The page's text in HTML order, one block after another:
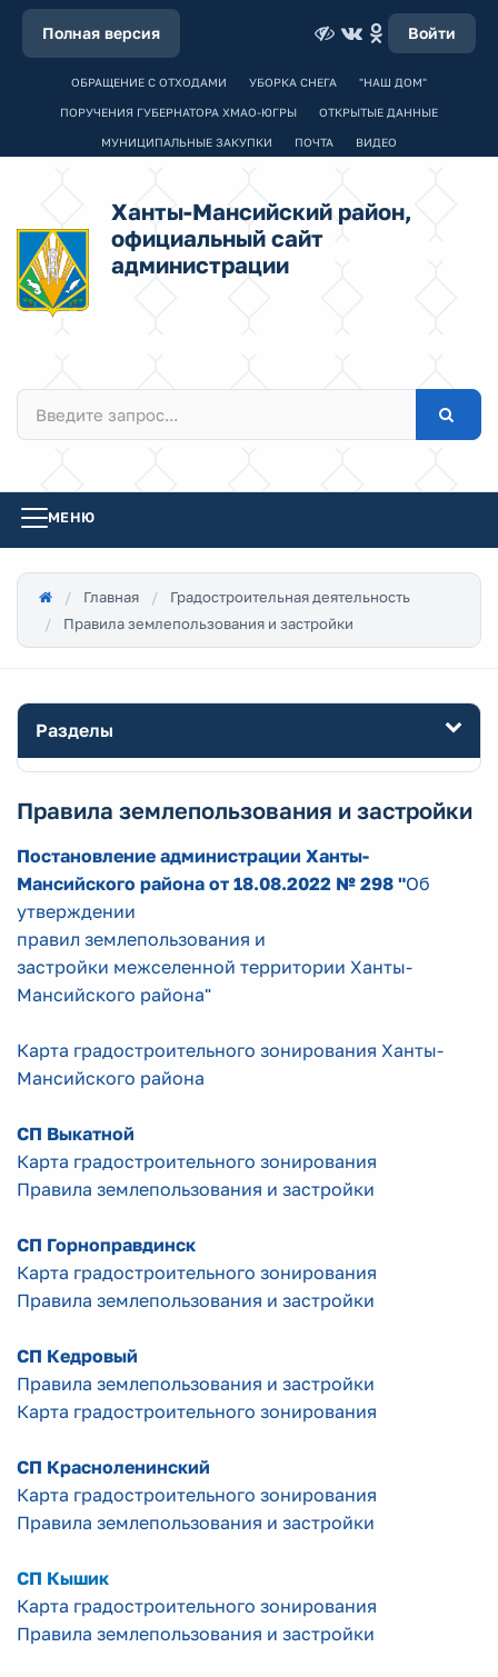
Полная версия Войти
ОБРАЩЕНИЕ С ОТХОДАМИ УБОРКА СНЕГА "НАШ ДОМ"
ПОРУЧЕНИЯ ГУБЕРНАТОРА ХМАО-ЮГРЫ ОТКРЫТЫЕ ДАННЫЕ
МУНИЦИПАЛЬНЫЕ ЗАКУПКИ ПОЧТА ВИДЕО
Ханты-Мансийский район,
официальный сайт
администрации
МЕНЮ
Главная
Градостроительная деятельность
Правила землепользования и застройки
Разделы
Правила землепользования и застройки
Постановление администрации Ханты-
Мансийского района от 18.08.2022 № 298 "Об
утверждении
правил землепользования и
застройки межселенной территории Ханты-
Мансийского района"
Карта градостроительного зонирования Ханты-
Мансийского района
СП Выкатной
Карта градостроительного зонирования
Правила землепользования и застройки
СП Горноправдинск
Карта градостроительного зонирования
Правила землепользования и застройки
СП Кедровый
Правила землепользования и застройки
Карта градостроительного зонирования
СП Красноленинский
Карта градостроительного зонирования
Правила землепользования и застройки
СП Кышик
Карта градостроительного зонирования
Правила землепользования и застройки